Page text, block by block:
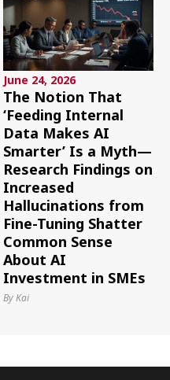
June 24, 2026
The Notion That
‘Feeding Internal
Data Makes AI
Smarter’ Is a Myth—
Research Findings on
Increased
Hallucinations from
Fine-Tuning Shatter
Common Sense
About AI
Investment in SMEs
By Kai